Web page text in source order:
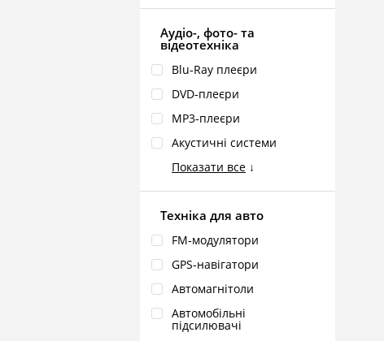
Аудіо-, фото- та
відеотехніка
Blu‑Ray плеєри
DVD‑плеєри
MP3‑плеєри
Акустичні системи
Показати все ↓
Техніка для авто
FM‑модулятори
GPS‑навігатори
Автомагнітоли
Автомобільні
підсилювачі